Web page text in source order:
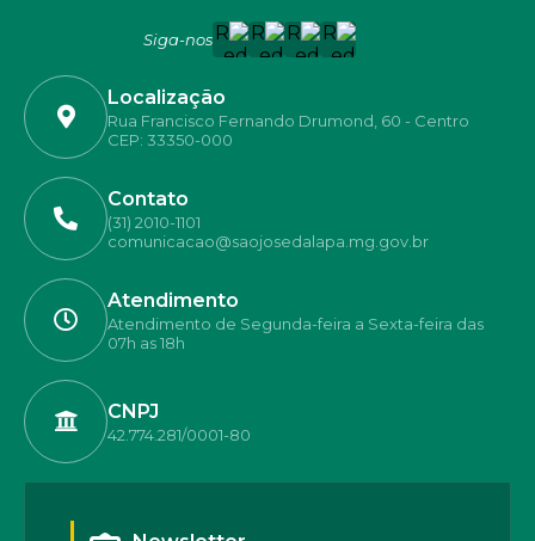
Siga-nos
Localização
Rua Francisco Fernando Drumond, 60 - Centro
CEP: 33350-000
Contato
(31) 2010-1101
comunicacao@saojosedalapa.mg.gov.br
Atendimento
Atendimento de Segunda-feira a Sexta-feira das
07h as 18h
CNPJ
42.774.281/0001-80